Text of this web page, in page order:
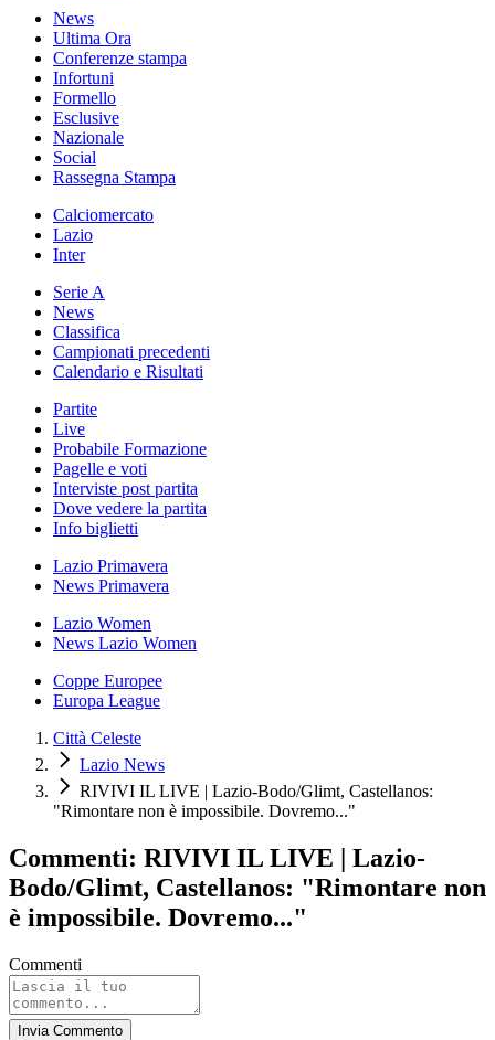
News
Ultima Ora
Conferenze stampa
Infortuni
Formello
Esclusive
Nazionale
Social
Rassegna Stampa
Calciomercato
Lazio
Inter
Serie A
News
Classifica
Campionati precedenti
Calendario e Risultati
Partite
Live
Probabile Formazione
Pagelle e voti
Interviste post partita
Dove vedere la partita
Info biglietti
Lazio Primavera
News Primavera
Lazio Women
News Lazio Women
Coppe Europee
Europa League
Città Celeste
Lazio News
RIVIVI IL LIVE | Lazio-Bodo/Glimt, Castellanos:
"Rimontare non è impossibile. Dovremo..."
Commenti: RIVIVI IL LIVE | Lazio-
Bodo/Glimt, Castellanos: "Rimontare non
è impossibile. Dovremo..."
Commenti
Invia Commento